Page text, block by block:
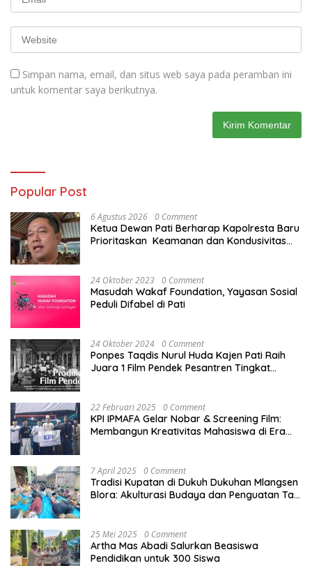
Simpan nama, email, dan situs web saya pada peramban ini
untuk komentar saya berikutnya.
Popular Post
6 Agustus 2026 0 Comment
Ketua Dewan Pati Berharap Kapolresta Baru
Prioritaskan Keamanan dan Kondusivitas
24 Oktober 2023 0 Comment
Masudah Wakaf Foundation, Yayasan Sosial
Peduli Difabel di Pati
24 Oktober 2024 0 Comment
Ponpes Taqdis Nurul Huda Kajen Pati Raih
Juara 1 Film Pendek Pesantren Tingkat
22 Februari 2025 0 Comment
KPI IPMAFA Gelar Nobar & Screening Film:
Membangun Kreativitas Mahasiswa di Era
7 April 2025 0 Comment
Tradisi Kupatan di Dukuh Dukuhan Mlangsen
Blora: Akulturasi Budaya dan Penguatan Tali
25 Mei 2025 0 Comment
Artha Mas Abadi Salurkan Beasiswa
Pendidikan untuk 300 Siswa